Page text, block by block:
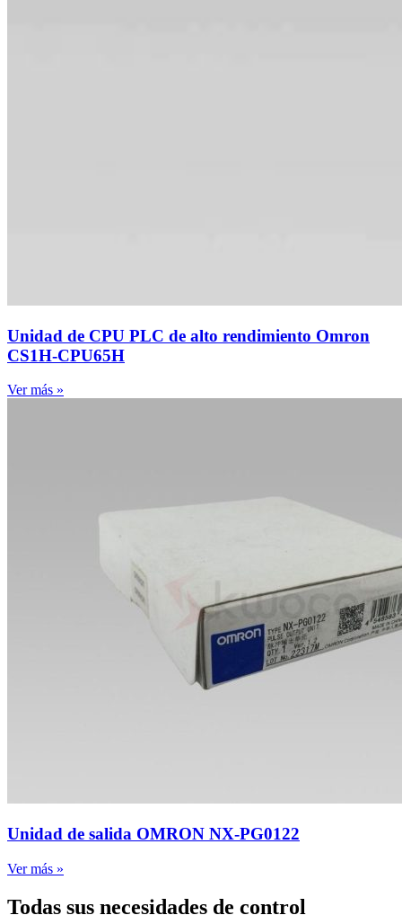
Unidad de CPU PLC de alto rendimiento Omron
CS1H-CPU65H
Ver más »
Unidad de salida OMRON NX-PG0122
Ver más »
Todas sus necesidades de control